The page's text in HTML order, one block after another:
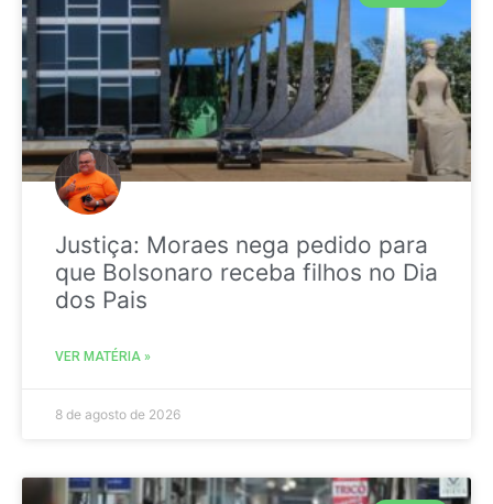
Justiça: Moraes nega pedido para
que Bolsonaro receba filhos no Dia
dos Pais
VER MATÉRIA »
8 de agosto de 2026